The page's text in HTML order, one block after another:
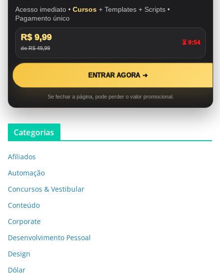
Acesso imediato • Cursos + Templates + Scripts •
Pagamento único
R$ 9,99
de R$ 49,99
⏳ 9:53
ENTRAR AGORA ➜
Se fechar a página, pode perder o valor promocional.
Categorias
Afiliados
Automação
Concursos & Vestibular
Conteúdo
Corporate
Desenvolvimento Pessoal
Design
Dólar